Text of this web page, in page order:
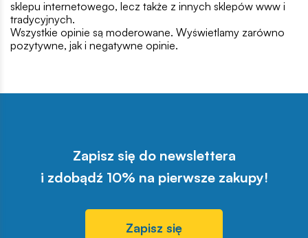
sklepu internetowego, lecz także z innych sklepów www i
tradycyjnych.
Wszystkie opinie są moderowane. Wyświetlamy zarówno
pozytywne, jak i negatywne opinie.
Zapisz się do newslettera
i zdobądź 10% na pierwsze zakupy!
Zapisz się